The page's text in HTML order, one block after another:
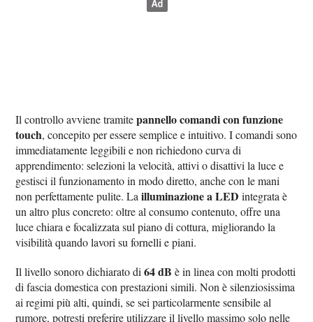
Il controllo avviene tramitepannello comandi con funzione
touch, concepito per essere semplice e intuitivo. I comandi sono
immediatamente leggibili e non richiedono curva di
apprendimento: selezioni la velocità, attivi o disattivi la luce e
gestisci il funzionamento in modo diretto, anche con le mani
non perfettamente pulite. Lailluminazione a LED integrata è
un altro plus concreto: oltre al consumo contenuto, offre una
luce chiara e focalizzata sul piano di cottura, migliorando la
visibilità quando lavori su fornelli e piani.
Il livello sonoro dichiarato di64 dB è in linea con molti prodotti
di fascia domestica con prestazioni simili. Non è silenziosissima
ai regimi più alti, quindi, se sei particolarmente sensibile al
rumore, potresti preferire utilizzare il livello massimo solo nelle